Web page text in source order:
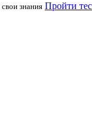
знания Пройти